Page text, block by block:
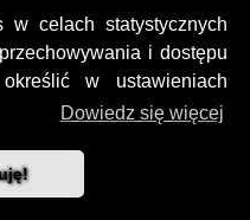
w celach statystycznych
i dostępu
w ustawieniach
Dowiedz się więcej